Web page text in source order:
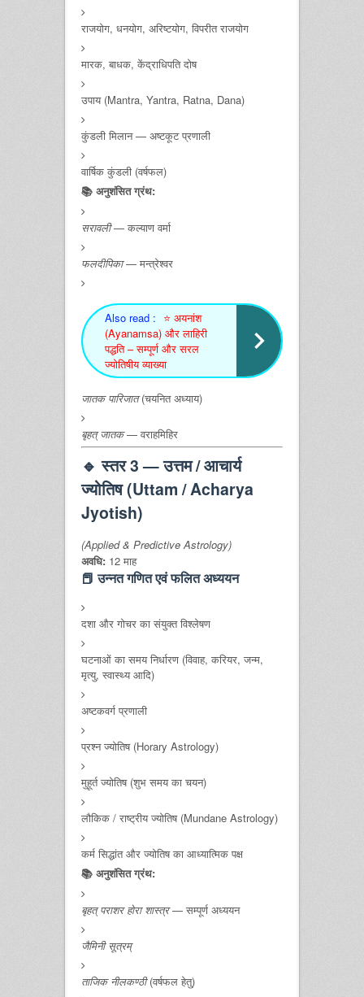
राजयोग, धनयोग, अरिष्टयोग, विपरीत राजयोग
मारक, बाधक, केंद्राधिपति दोष
उपाय (Mantra, Yantra, Ratna, Dana)
कुंडली मिलान — अष्टकूट प्रणाली
वार्षिक कुंडली (वर्षफल)
📚 अनुशंसित ग्रंथ:
सरावली— कल्याण वर्मा
फलदीपिका— मन्त्रेश्वर
Also read : ⭐ अयनांश
(Ayanamsa) और लाहिरी
पद्धति – सम्पूर्ण और सरल
ज्योतिषीय व्याख्या
जातक पारिजात(चयनित अध्याय)
बृहत् जातक— वराहमिहिर
🔹स्तर 3 — उत्तम / आचार्य
ज्योतिष (Uttam / Acharya
Jyotish)
(Applied & Predictive Astrology)
अवधि: 12 माह
📕 उन्नत गणित एवं फलित अध्ययन
दशा और गोचर का संयुक्त विश्लेषण
घटनाओं का समय निर्धारण (विवाह, करियर, जन्म,
मृत्यु, स्वास्थ्य आदि)
अष्टकवर्ग प्रणाली
प्रश्न ज्योतिष (Horary Astrology)
मुहूर्त ज्योतिष (शुभ समय का चयन)
लौकिक / राष्ट्रीय ज्योतिष (Mundane Astrology)
कर्म सिद्धांत और ज्योतिष का आध्यात्मिक पक्ष
📚 अनुशंसित ग्रंथ:
बृहत् पराशर होरा शास्त्र— सम्पूर्ण अध्ययन
जैमिनी सूत्रम्
ताजिक नीलकण्ठी(वर्षफल हेतु)